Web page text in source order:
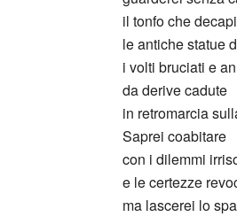
il tonfo che
le antiche statue
i volti bruciati e
da derive cadute
in retromarcia
Saprei coabitare
con i dilemmi
e le certezze
ma lascerei lo